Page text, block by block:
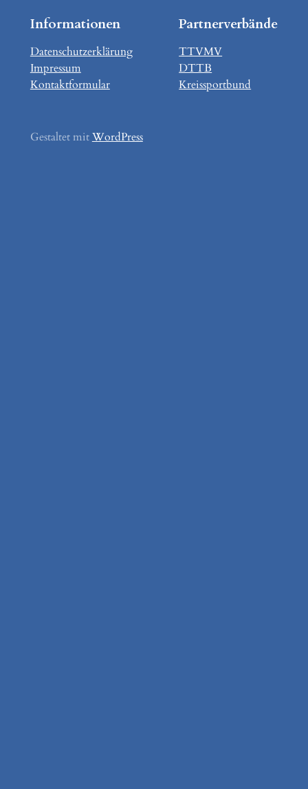
Informationen
Datenschutzerklärung
Impressum
Kontaktformular
Partnerverbände
TTVMV
DTTB
Kreissportbund
Gestaltet mitWordPress